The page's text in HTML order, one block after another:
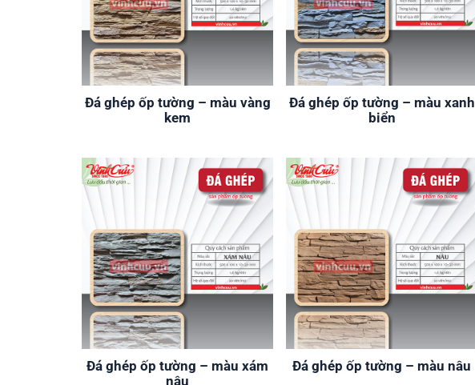
Đá ghép ốp tường – màu vàng
kem
Đá ghép ốp tường – màu xanh
biển
Đá ghép ốp tường – màu xám
nâu
Đá ghép ốp tường – màu nâu